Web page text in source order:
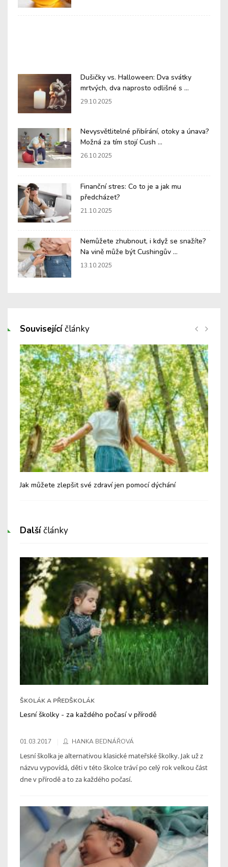
Dušičky vs. Halloween: Dva svátky
mrtvých, dva naprosto odlišné s ...
29.10.2025
Nevysvětlitelné přibírání, otoky a únava?
Možná za tím stojí Cush ...
26.10.2025
Finanční stres: Co to je a jak mu
předcházet?
21.10.2025
Nemůžete zhubnout, i když se snažíte?
Na vině může být Cushingův ...
13.10.2025
Souvisejícíčlánky
Jak můžete zlepšit své zdraví jen pomocí dýchání
Dalšíčlánky
ŠKOLÁK A PŘEDŠKOLÁK
Lesní školky - za každého počasí v přírodě
01.03.2017 HANKA BEDNÁŘOVÁ
Lesní školka je alternativou klasické mateřské školky. Jak už z
názvu vypovídá, děti v této školce tráví po celý rok velkou část
dne v přírodě a to za každého počasí.